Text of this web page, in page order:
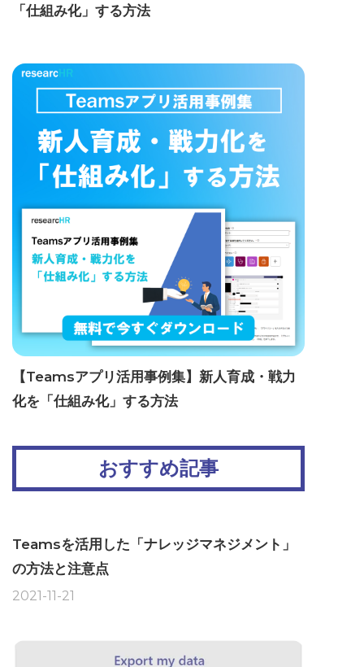
「仕組み化」する方法
【Teamsアプリ活用事例集】新人育成・戦力
化を「仕組み化」する方法
おすすめ記事
Teamsを活用した「ナレッジマネジメント」
の方法と注意点
2021-11-21